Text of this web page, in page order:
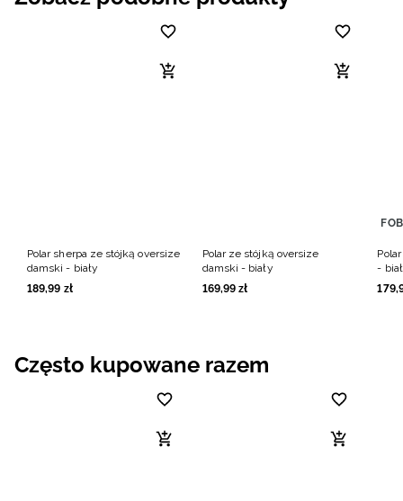
Polar sherpa ze stójką oversize
damski - biały
189,99 zł
Polar ze stójką oversize
damski - biały
169,99 zł
FOB
-
179,
Często kupowane razem